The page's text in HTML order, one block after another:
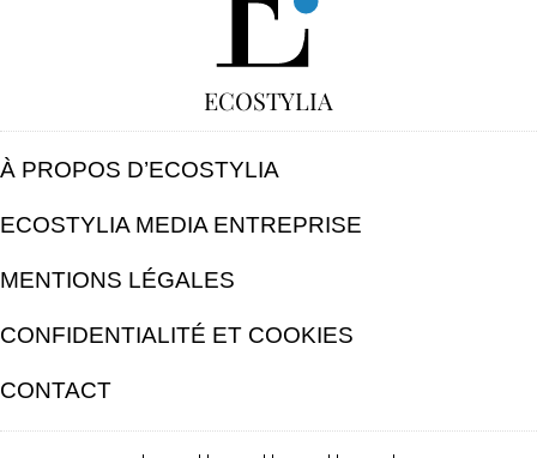
ECOSTYLIA
À PROPOS D’ECOSTYLIA
ECOSTYLIA MEDIA ENTREPRISE
MENTIONS LÉGALES
CONFIDENTIALITÉ ET COOKIES
CONTACT